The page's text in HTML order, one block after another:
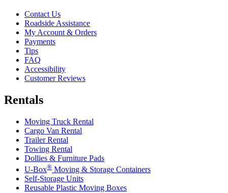
Contact Us
Roadside Assistance
My Account & Orders
Payments
Tips
FAQ
Accessibility
Customer Reviews
Rentals
Moving Truck Rental
Cargo Van Rental
Trailer Rental
Towing Rental
Dollies & Furniture Pads
U-Box® Moving & Storage Containers
Self-Storage Units
Reusable Plastic Moving Boxes